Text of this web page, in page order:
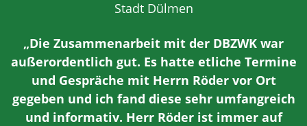
Stadt Dülmen
„Die Zusammenarbeit mit der DBZWK war
außerordentlich gut. Es hatte etliche Termine
und Gespräche mit Herrn Röder vor Ort
gegeben und ich fand diese sehr umfangreich
und informativ. Herr Röder ist immer auf